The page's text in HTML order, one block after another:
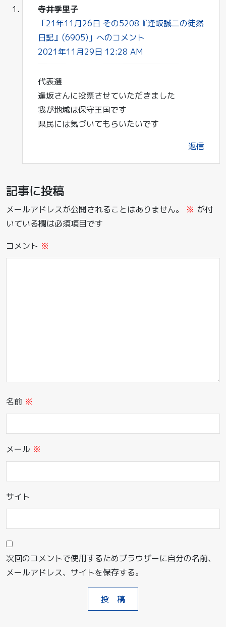
寺井季里子
「21年11月26日 その5208『逢坂誠二の徒然
日記』(6905)」へのコメント
2021年11月29日 12:28 AM
代表選
逢坂さんに投票させていただきました
我が地域は保守王国です
県民には気づいてもらいたいです
返信
記事に投稿
メールアドレスが公開されることはありません。 ※ が付
いている欄は必須項目です
コメント ※
名前 ※
メール ※
サイト
次回のコメントで使用するためブラウザーに自分の名前、
メールアドレス、サイトを保存する。